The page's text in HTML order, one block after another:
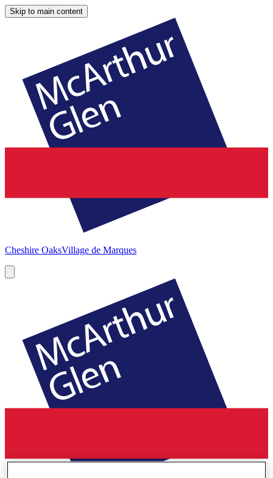
Skip to main content
Cheshire OaksVillage de Marques